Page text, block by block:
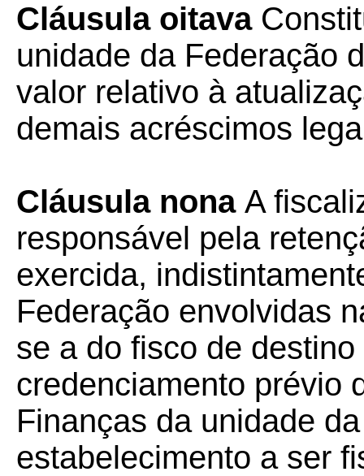
Cláusula oitava
unidade da Federação
valor relativo à
demais acréscimos
Cláusula nona A
responsável pela
exercida,
Federação envolvidas
se a do fisco de
credenciamento prévio
Finanças da unidade
estabelecimento a ser